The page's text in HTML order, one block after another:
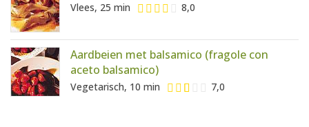
Vlees, 25 min 8,0
Aardbeien met balsamico (fragole con
aceto balsamico)
Vegetarisch, 10 min 7,0